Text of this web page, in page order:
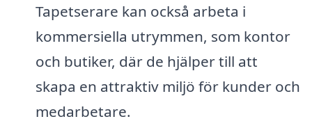
Tapetserare kan också arbeta i
kommersiella utrymmen, som kontor
och butiker, där de hjälper till att
skapa en attraktiv miljö för kunder och
medarbetare.